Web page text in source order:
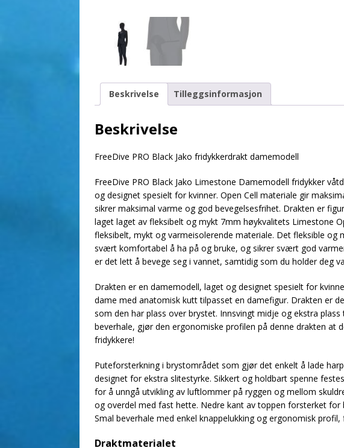
Beskrivelse Tilleggsinformasjon
Beskrivelse
FreeDive PRO Black Jako fridykkerdrakt damemodell
FreeDive PRO Black Jako Limestone Damemodell fridykker
og designet spesielt for kvinner. Open Cell materiale gir
sikrer maksimal varme og god bevegelsesfrihet. Drakten er
laget laget av fleksibelt og mykt 7mm høykvalitets Limestone
fleksibelt, mykt og varmeisolerende materiale. Det fleksible og
svært komfortabel å ha på og bruke, og sikrer svært god
er det lett å bevege seg i vannet, samtidig som du holder deg
Drakten er en damemodell, laget og designet spesielt for
dame med anatomisk kutt tilpasset en damefigur. Drakten er
som den har plass over brystet. Innsvingt midje og ekstra
beverhale, gjør den ergonomiske profilen på denne drakten at
fridykkere!
Puteforsterkning i brystområdet som gjør det enkelt å lade
designet for ekstra slitestyrke. Sikkert og holdbart spenne
for å unngå utvikling av luftlommer på ryggen og mellom
og overdel med fast hette. Nedre kant av toppen forsterket for
Smal beverhale med enkel knappelukking og ergonomisk
Draktmaterialet